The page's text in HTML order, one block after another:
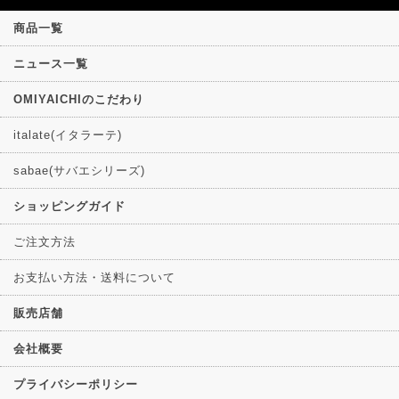
商品一覧
ニュース一覧
OMIYAICHIのこだわり
italate(イタラーテ)
sabae(サバエシリーズ)
ショッピングガイド
ご注文方法
お支払い方法・送料について
販売店舗
会社概要
プライバシーポリシー